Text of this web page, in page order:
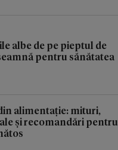
albe de pe pieptul de
pentru sănătatea
alimentație: mituri,
și recomandări pentru